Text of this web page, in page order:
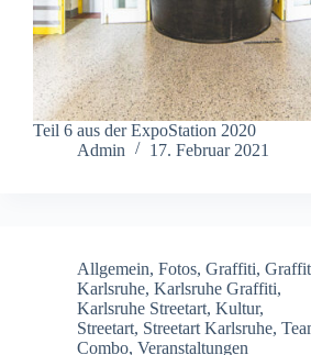
Teil 6 aus der ExpoStation 2020
Admin
17. Februar 2021
Allgemein, Fotos, Graffiti,
Karlsruhe, Karlsruhe Graffiti,
Karlsruhe Streetart, Kultur,
Streetart, Streetart Karlsruhe,
Combo, Veranstaltungen